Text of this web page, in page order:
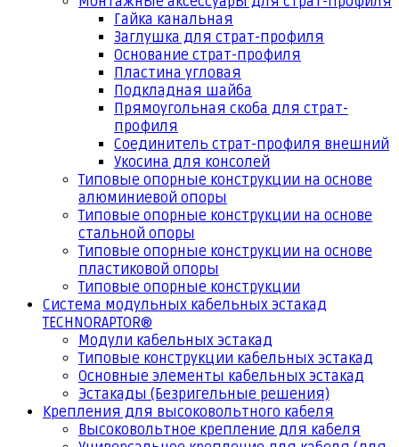
Гайка канальная
Заглушка для страт-профиля
Основание страт-профиля
Пластина угловая
Подкладная шайба
Прямоугольная скоба для страт-
профиля
Соединитель страт-профиля внешний
Укосина для консолей
Типовые опорные конструкции на основе
алюминиевой опоры
Типовые опорные конструкции на основе
стальной опоры
Типовые опорные конструкции на основе
пластиковой опоры
Типовые опорные конструкции
Система модульных кабельных эстакад
TECHNORAPTOR®
Модули кабельных эстакад
Типовые конструкции кабельных эстакад
Основные элементы кабельных эстакад
Эстакады (Безригельные решения)
Крепления для высоковольтного кабеля
Высоковольтное крепление для кабеля